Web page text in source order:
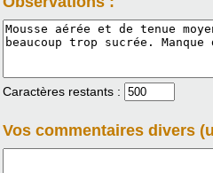
Caractères restants :
Vos commentaires divers